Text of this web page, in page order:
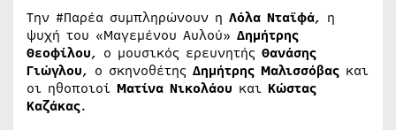
Την #Παρέα συμπληρώνουν η Λόλα Νταϊφά, η
ψυχή του «Μαγεμένου Αυλού» Δημήτρης
Θεοφίλου, ο μουσικός ερευνητής Θανάσης
Γιώγλου, ο σκηνοθέτης Δημήτρης Μαλισσόβας και
οι ηθοποιοί Ματίνα Νικολάου και Κώστας
Καζάκας.